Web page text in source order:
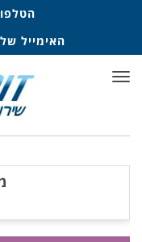
האימייל
תפריט